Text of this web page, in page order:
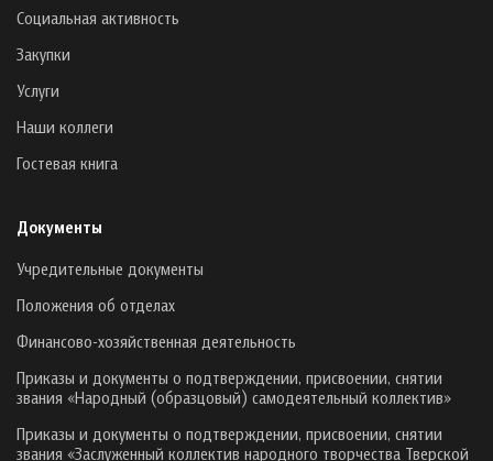
Социальная активность
Закупки
Услуги
Наши коллеги
Гостевая книга
Документы
Учредительные документы
Положения об отделах
Финансово-хозяйственная деятельность
Приказы и документы о подтверждении, присвоении, снятии
звания «Народный (образцовый) самодеятельный коллектив»
Приказы и документы о подтверждении, присвоении, снятии
звания «Заслуженный коллектив народного творчества Тверской